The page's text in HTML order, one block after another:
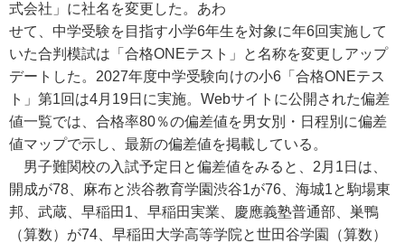
式会社」に社名を変更した。あわ
せて、中学受験を目指す小学6年生を対象に年6回実施して
いた合判模試は「合格ONEテスト」と名称を変更しアップ
デートした。2027年度中学受験向けの小6「合格ONEテス
ト」第1回は4月19日に実施。Webサイトに公開された偏差
値一覧では、合格率80％の偏差値を男女別・日程別に偏差
値マップで示し、最新の偏差値を掲載している。
男子難関校の入試予定日と偏差値をみると、2月1日は、
開成が78、麻布と渋谷教育学園渋谷1が76、海城1と駒場東
邦、武蔵、早稲田1、早稲田実業、慶應義塾普通部、巣鴨
（算数）が74、早稲田大学高等学院と世田谷学園（算数）